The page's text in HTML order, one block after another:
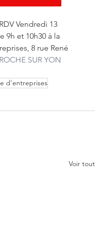
Vendredi 13
9h et 10h30 à la
8 rue René
SUR YON
d'entreprises
Voir tout